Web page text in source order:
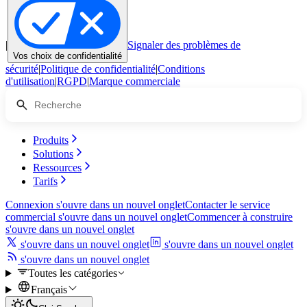
|
Vos choix de confidentialité
Signaler des problèmes de
sécurité|Politique de confidentialité|Conditions
d'utilisation|RGPD|Marque commerciale
Produits
Solutions
Ressources
Tarifs
Connexion s'ouvre dans un nouvel ongletContacter le service
commercial s'ouvre dans un nouvel ongletCommencer à construire
s'ouvre dans un nouvel onglet
s'ouvre dans un nouvel onglet
s'ouvre dans un nouvel onglet
s'ouvre dans un nouvel onglet
Toutes les catégories
Français